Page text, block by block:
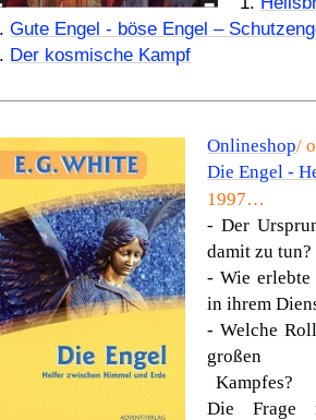
Gute Engel - böse Engel –
Der kosmische Kampf
Onlineshop/
Die Engel -
1997…
- Der
damit zu tun?
- Wie
in ihrem
- Welche
großen
Kampfes?
Die Frage